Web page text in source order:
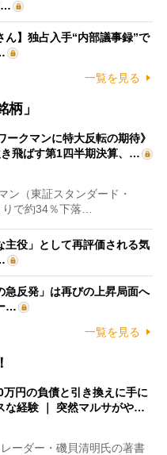
…
ん】独占入手“内部議事録”で
一覧を見る
」
ークマンに特大反転の期待》
飛ばす第1四半期決算、…
（東証スタンダード・
で約34％下落…
主役」として再評価される気
急反発」は再びの上昇局面へ
…
一覧を見る
万円の負債と引き換えに手に
な経験 ｜ 突然マルサがや…
ーダー・磯貝清明氏の著書